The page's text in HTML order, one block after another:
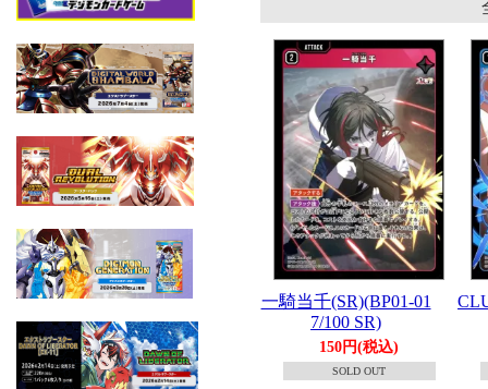
一騎当千(SR)(BP01-01
7/100 SR)
150円(税込)
SOLD OUT